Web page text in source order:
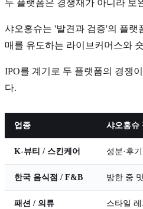
두 플랫폼은 경쟁재가 아니라 보
샤오홍슈는 '발견과 검증'의 플랫
매를 유도하는 라이브커머스와
IPO를 계기로 두 플랫폼의 경쟁
다.
업종 샤오홍슈
K-뷰티 / 스킨케어 성분·후
한국 음식점 / F&B 방한 중
패션 / 의류 스타일